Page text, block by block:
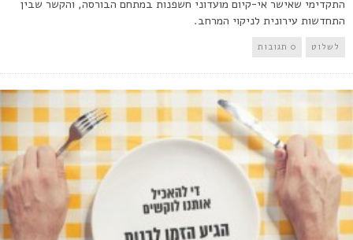
התקדימי שאישר אי-קיום מועדוני חשפנות במתחם הבורסה, והקשר שבין
התחדשות עירונית לניקוי המרחב.
לשלוט 0 תגובות